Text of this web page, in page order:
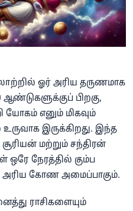
ஓர் அரிய தருணமாக
பிறகு,
யோகம் எனும் மிகவும்
இருக்கிறது. இந்த
சூரியன் மற்றும் சந்திரன்
ஒரே நேரத்தில் கும்ப
அரிய கோண அமைப்பாகும்.
ராசிகளையும்